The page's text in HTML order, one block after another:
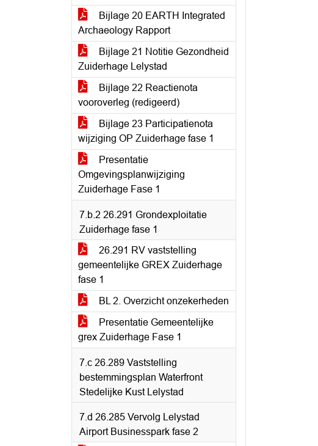
Bijlage 20 EARTH Integrated
Archaeology Rapport
Bijlage 21 Notitie Gezondheid
Zuiderhage Lelystad
Bijlage 22 Reactienota
vooroverleg (redigeerd)
Bijlage 23 Participatienota
wijziging OP Zuiderhage fase 1
Presentatie
Omgevingsplanwijziging
Zuiderhage Fase 1
7.b.2 26.291 Grondexploitatie
Zuiderhage fase 1
26.291 RV vaststelling
gemeentelijke GREX Zuiderhage
fase 1
BL 2. Overzicht onzekerheden
Presentatie Gemeentelijke
grex Zuiderhage Fase 1
7.c 26.289 Vaststelling
bestemmingsplan Waterfront
Stedelijke Kust Lelystad
7.d 26.285 Vervolg Lelystad
Airport Businesspark fase 2